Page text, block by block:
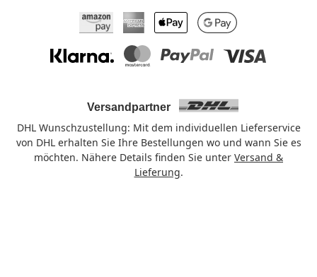
Amazon PayAmerican Express
Apple PayGoogle Pay
Klarna MastercardPayPal Visa
Versandpartner
DHL Wunschzustellung: Mit dem individuellen Lieferservice
von DHL erhalten Sie Ihre Bestellungen wo und wann Sie es
möchten. Nähere Details finden Sie unter Versand &
Lieferung.